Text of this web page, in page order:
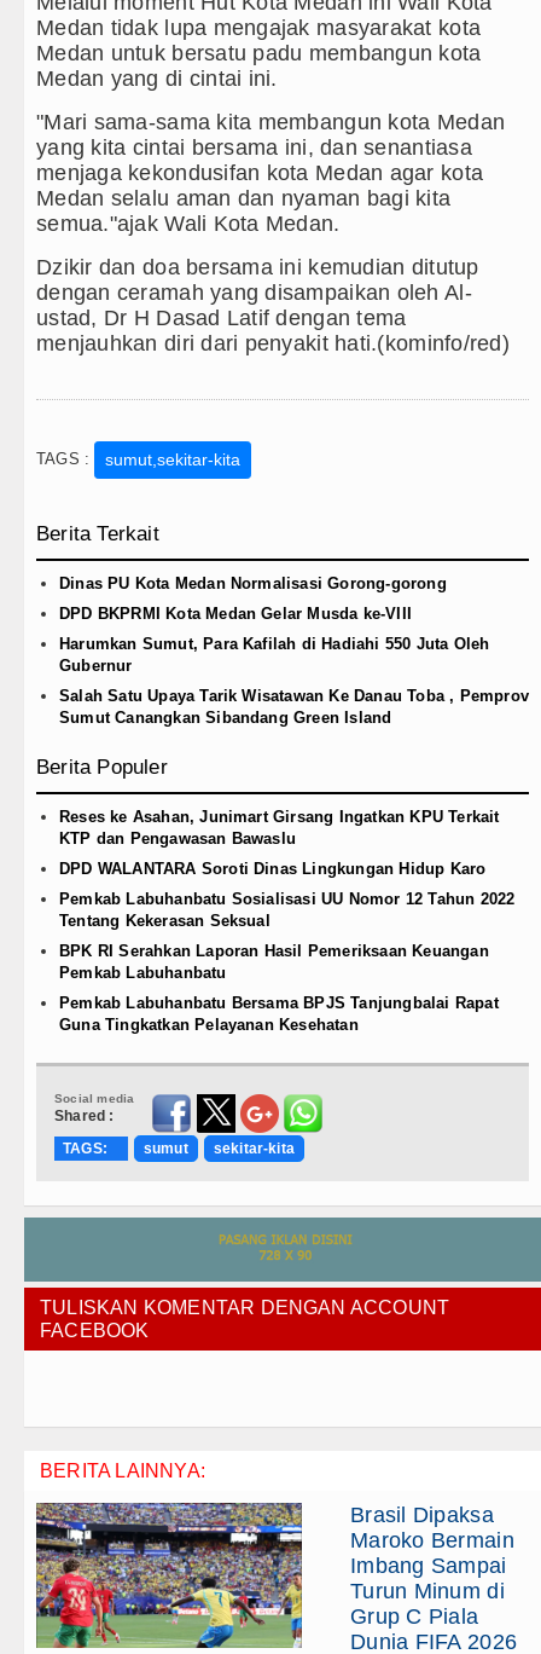
Medan tidak lupa mengajak masyarakat kota
Medan untuk bersatu padu membangun kota
Medan yang di cintai ini.
"Mari sama-sama kita membangun kota Medan
yang kita cintai bersama ini, dan senantiasa
menjaga kekondusifan kota Medan agar kota
Medan selalu aman dan nyaman bagi kita
semua."ajak Wali Kota Medan.
Dzikir dan doa bersama ini kemudian ditutup
dengan ceramah yang disampaikan oleh Al-
ustad, Dr H Dasad Latif dengan tema
menjauhkan diri dari penyakit hati.(kominfo/red)
TAGS : sumut,sekitar-kita
Berita Terkait
Dinas PU Kota Medan Normalisasi Gorong-gorong
DPD BKPRMI Kota Medan Gelar Musda ke-VIII
Harumkan Sumut, Para Kafilah di Hadiahi 550 Juta Oleh
Gubernur
Salah Satu Upaya Tarik Wisatawan Ke Danau Toba , Pemprov
Sumut Canangkan Sibandang Green Island
Berita Populer
Reses ke Asahan, Junimart Girsang Ingatkan KPU Terkait
KTP dan Pengawasan Bawaslu
DPD WALANTARA Soroti Dinas Lingkungan Hidup Karo
Pemkab Labuhanbatu Sosialisasi UU Nomor 12 Tahun 2022
Tentang Kekerasan Seksual
BPK RI Serahkan Laporan Hasil Pemeriksaan Keuangan
Pemkab Labuhanbatu
Pemkab Labuhanbatu Bersama BPJS Tanjungbalai Rapat
Guna Tingkatkan Pelayanan Kesehatan
Social media
Shared :
TAGS:
sumut sekitar-kita
TULISKAN KOMENTAR DENGAN ACCOUNT
FACEBOOK
BERITA LAINNYA:
Brasil Dipaksa
Maroko Bermain
Imbang Sampai
Turun Minum di
Grup C Piala
Dunia FIFA 2026